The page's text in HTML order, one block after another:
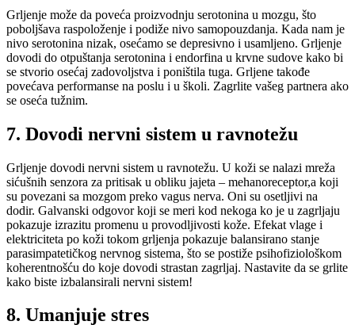
Grljenje može da poveća proizvodnju serotonina u mozgu, što
poboljšava raspoloženje i podiže nivo samopouzdanja. Kada nam je
nivo serotonina nizak, osećamo se depresivno i usamljeno. Grljenje
dovodi do otpuštanja serotonina i endorfina u krvne sudove kako bi
se stvorio osećaj zadovoljstva i poništila tuga. Grljene takođe
povećava performanse na poslu i u školi. Zagrlite vašeg partnera ako
se oseća tužnim.
7. Dovodi nervni sistem u ravnotežu
Grljenje dovodi nervni sistem u ravnotežu. U koži se nalazi mreža
sićušnih senzora za pritisak u obliku jajeta – mehanoreceptor,a koji
su povezani sa mozgom preko vagus nerva. Oni su osetljivi na
dodir. Galvanski odgovor koji se meri kod nekoga ko je u zagrljaju
pokazuje izrazitu promenu u provodljivosti kože. Efekat vlage i
elektriciteta po koži tokom grljenja pokazuje balansirano stanje
parasimpatetičkog nervnog sistema, što se postiže psihofiziološkom
koherentnošću do koje dovodi strastan zagrljaj. Nastavite da se grlite
kako biste izbalansirali nervni sistem!
8. Umanjuje stres